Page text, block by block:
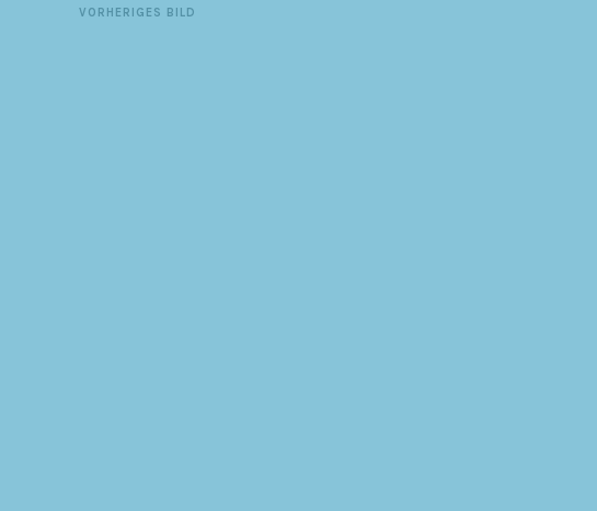
VORHERIGES BILD